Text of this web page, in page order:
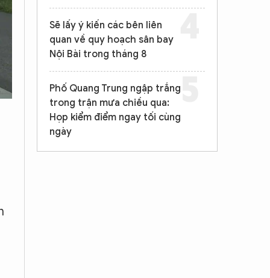
Sẽ lấy ý kiến các bên liên
quan về quy hoạch sân bay
Nội Bài trong tháng 8
Phố Quang Trung ngập trắng
trong trận mưa chiều qua:
Họp kiểm điểm ngay tối cùng
ngày